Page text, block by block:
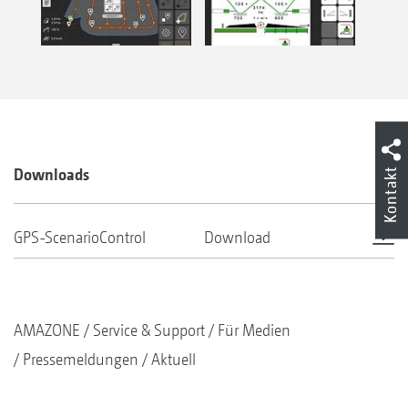
Downloads
GPS-ScenarioControl Download
AMAZONE Service & Support
Für Medien
Pressemeldungen
Aktuell
Kontakt